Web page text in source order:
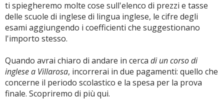
ti spiegheremo molte cose sull'elenco di prezzi e tasse
delle scuole di inglese di lingua inglese, le cifre degli
esami aggiungendo i coefficienti che suggestionano
l'importo stesso.
Quando avrai chiaro di andare in cerca di un corso di
inglese a Villarosa, incorrerai in due pagamenti: quello che
concerne il periodo scolastico e la spesa per la prova
finale. Scopriremo di più qui.